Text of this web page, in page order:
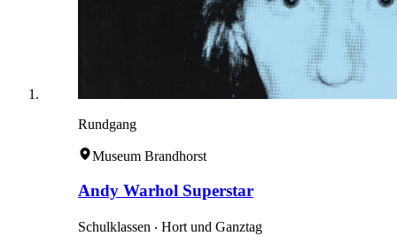
Rundgang
Museum Brandhorst
Andy Warhol Superstar
Schulklassen ‧ Hort und Ganztag